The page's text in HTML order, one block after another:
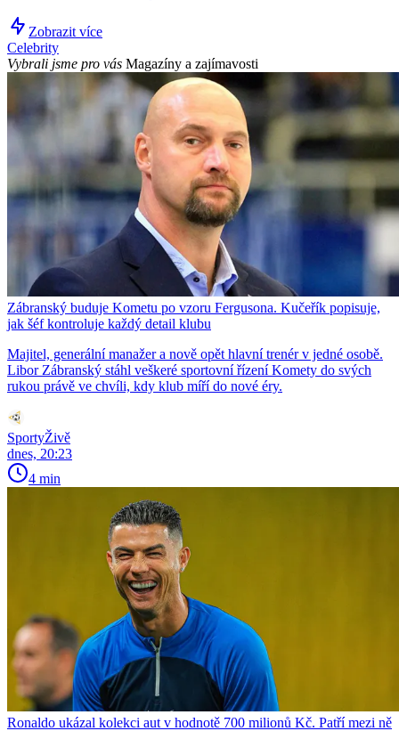
Zobrazit více
Celebrity
Vybrali jsme pro vás Magazíny a zajímavosti
Zábranský buduje Kometu po vzoru Fergusona. Kučeřík popisuje,
jak šéf kontroluje každý detail klubu
Majitel, generální manažer a nově opět hlavní trenér v jedné osobě.
Libor Zábranský stáhl veškeré sportovní řízení Komety do svých
rukou právě ve chvíli, kdy klub míří do nové éry.
SportyŽivě
dnes, 20:23
4 min
Ronaldo ukázal kolekci aut v hodnotě 700 milionů Kč. Patří mezi ně